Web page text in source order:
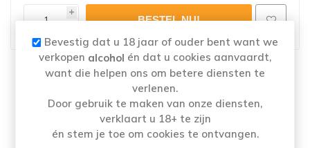
i
Naam: TAO ROSEHIP KOMBUCHA BLIK 4X25CL
Merk: TAO
Categorie: Overige
Alcoholpercentage : 0,0%
Bevestig dat u 18 jaar of ouder bent want we
verkopen alcohol én dat u cookies aanvaardt,
want die helpen ons om betere diensten te
verlenen.
Door gebruik te maken van onze diensten,
verklaart u 18+ te zijn
én stem je toe om cookies te ontvangen.